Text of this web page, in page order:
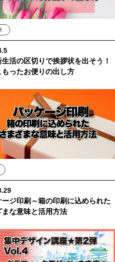
活の区切りで挨拶状を出そう！
もったお便りの出し方
ージ印刷～箱の印刷に込められた
まな意味と活用方法